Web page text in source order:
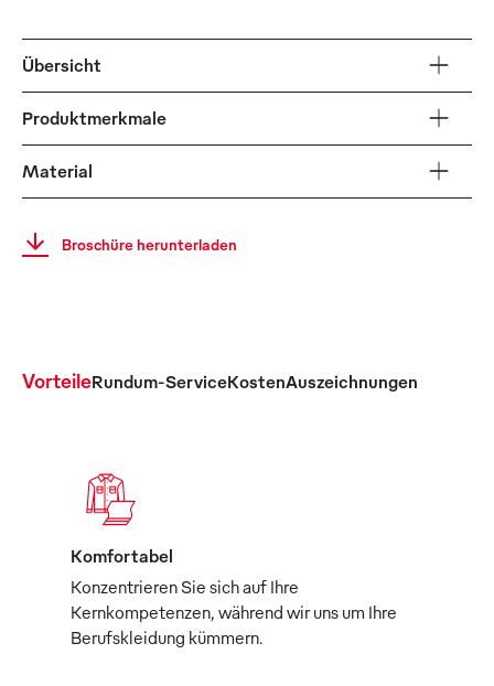
Übersicht
Produktmerkmale
Material
Broschüre herunterladen
VorteileRundum-ServiceKostenAuszeichnungen
Komfortabel
Konzentrieren Sie sich auf Ihre
Kernkompetenzen, während wir uns um Ihre
Berufskleidung kümmern.